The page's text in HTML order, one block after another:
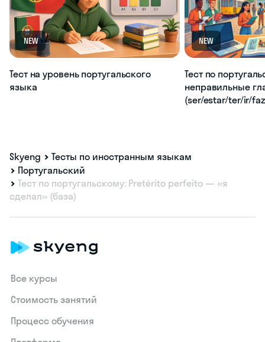
NEW
Тест на уровень португальского
языка
NEW
Тест по
неправильные
(ser/estar/ter/ir/
Skyeng
Тесты по иностранным языкам
Португальский
Тест по португальскому: Pretérito perfeito — «я
сделал» (база)
Все курсы
Стоимость занятий
Процесс обучения